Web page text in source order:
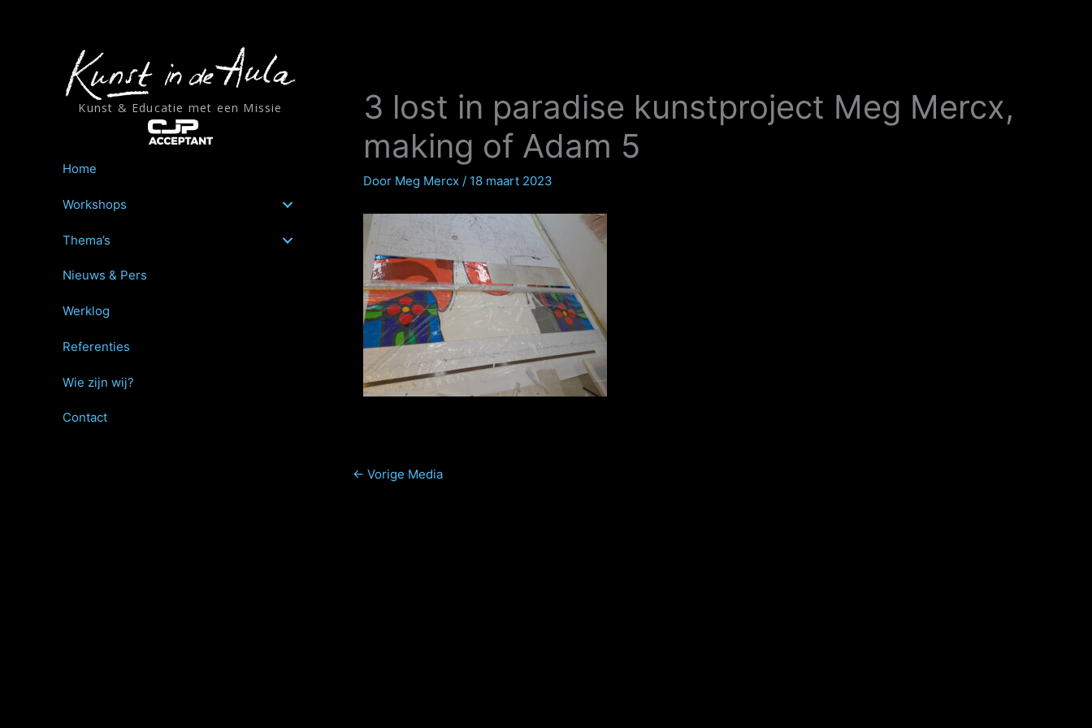
Kunst & Educatie met een Missie
Home
Workshops
Thema’s
Nieuws & Pers
Werklog
Referenties
Wie zijn wij?
Contact
3 lost in paradise kunstproject Meg Mercx,
making of Adam 5
Door Meg Mercx / 18 maart 2023
← Vorige Media